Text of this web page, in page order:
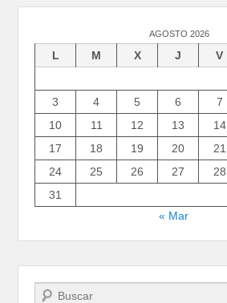
AGOSTO 2026
L M X J V
3
4 5 6 7
10
11 12 13 14
17
18 19 20 21
24
25 26 27 28
31
« Mar
Buscar